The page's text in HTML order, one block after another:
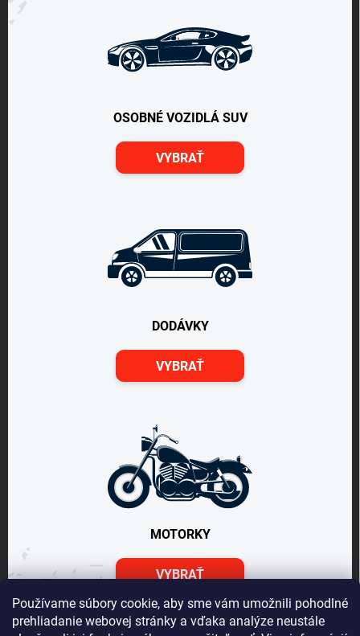
Používame súbory cookie, aby sme vám umožnili pohodlné
prehliadanie webovej stránky a vďaka analýze neustále
OSOBNÉ VOZIDLÁ SUV
VYBRAŤ
DODÁVKY
VYBRAŤ
MOTORKY
VYBRAŤ